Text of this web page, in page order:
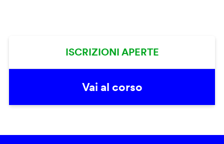
ISCRIZIONI APERTE
Vai al corso